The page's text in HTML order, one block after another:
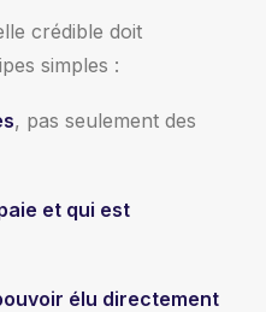
crédible doit
simples :
, pas seulement des
et qui est
élu directement